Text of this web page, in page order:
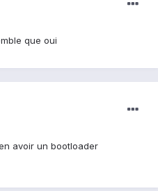
que oui
avoir un bootloader